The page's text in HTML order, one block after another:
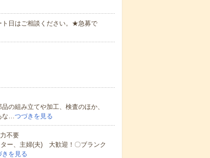
日はご相談ください。★急募で
の組み立てや加工、検査のほか、
な…つづきを見る
不要
ター、主婦(夫) 大歓迎！〇ブランク
きを見る